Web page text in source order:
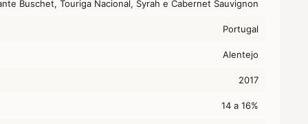
Buschet, Touriga Nacional, Syrah e Cabernet Sauvignon
Portugal
Alentejo
2017
14 a 16%